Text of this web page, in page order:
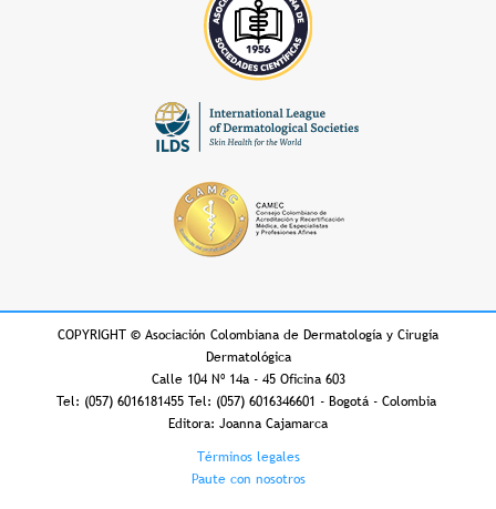
COPYRIGHT © Asociación Colombiana de Dermatología y Cirugía
Dermatológica
Calle 104 Nº 14a - 45 Oficina 603
Tel: (057) 6016181455 Tel: (057) 6016346601 - Bogotá - Colombia
Editora: Joanna Cajamarca
Términos legales
Paute con nosotros